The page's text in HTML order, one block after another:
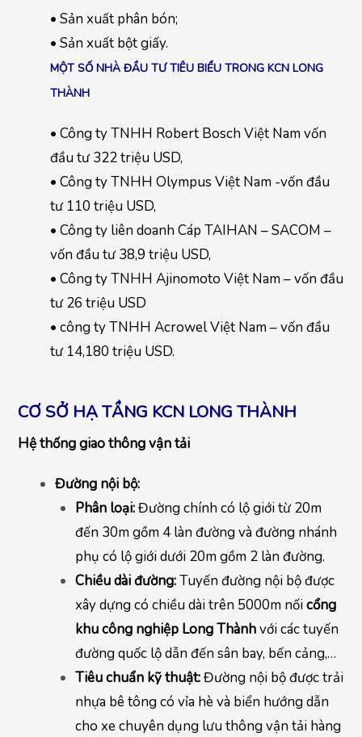
• Sản xuất phân bón;
• Sản xuất bột giấy.
MỘT SỐ NHÀ ĐẦU TƯ TIÊU BIỂU TRONG KCN LONG
THÀNH
• Công ty TNHH Robert Bosch Việt Nam vốn
đầu tư 322 triệu USD,
• Công ty TNHH Olympus Việt Nam -vốn đầu
tư 110 triệu USD,
• Công ty liên doanh Cáp TAIHAN – SACOM –
vốn đầu tư 38,9 triệu USD,
• Công ty TNHH Ajinomoto Việt Nam – vốn đầu
tư 26 triệu USD
• công ty TNHH Acrowel Việt Nam – vốn đầu
tư 14,180 triệu USD.
CƠ SỞ HẠ TẦNG KCN LONG THÀNH
Hệ thống giao thông vận tải
Đường nội bộ:
Phân loại:Đường chính có lộ giới từ 20m
đến 30m gồm 4 làn đường và đường nhánh
phụ có lộ giới dưới 20m gồm 2 làn đường.
Chiều dài đường:Tuyến đường nội bộ được
xây dựng có chiều dài trên 5000m nốicổng
khu công nghiệp Long Thànhvới các tuyến
đường quốc lộ dẫn đến sân bay, bến cảng,…
Tiêu chuẩn kỹ thuật:Đường nội bộ được trải
nhựa bê tông có vỉa hè và biển hướng dẫn
cho xe chuyên dụng lưu thông vận tải hàng